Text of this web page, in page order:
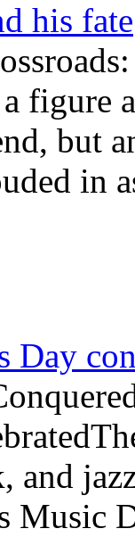
his fate
figure
but
in
Day
and
Music